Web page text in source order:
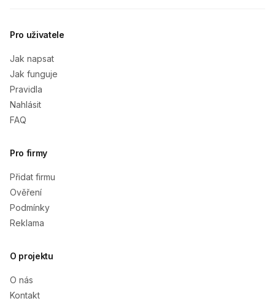
Pro uživatele
Jak napsat
Jak funguje
Pravidla
Nahlásit
FAQ
Pro firmy
Přidat firmu
Ověření
Podmínky
Reklama
O projektu
O nás
Kontakt